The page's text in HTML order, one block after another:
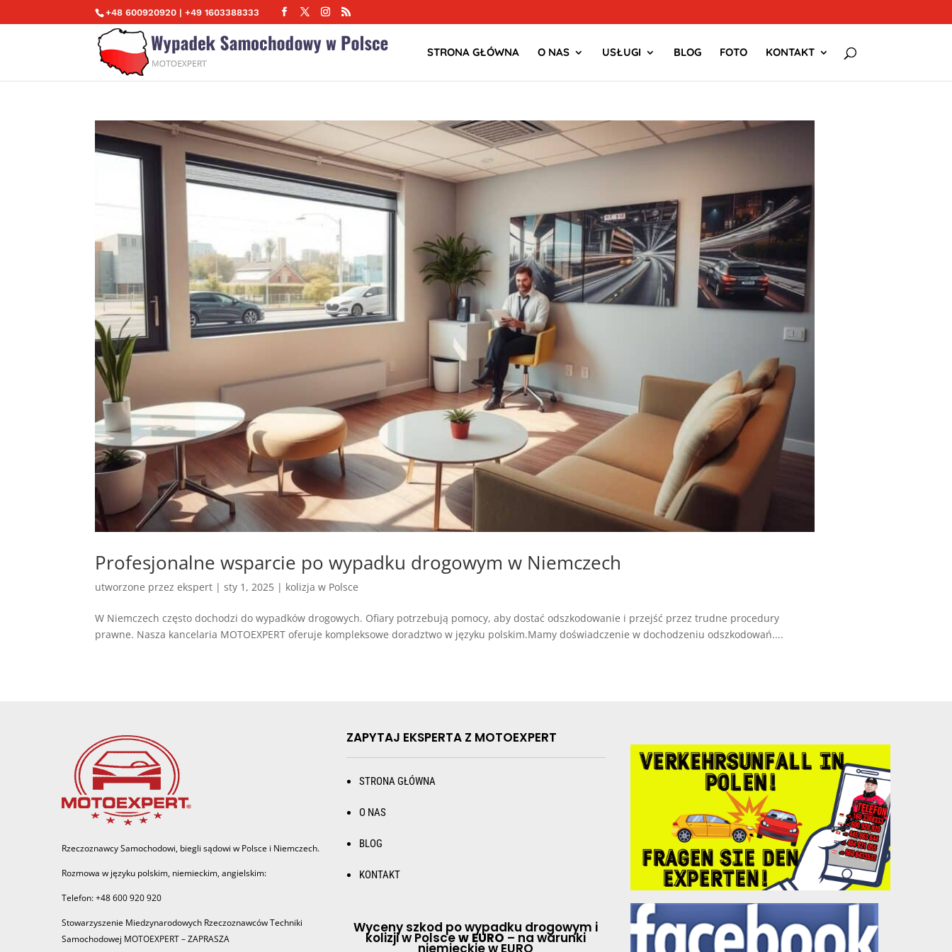
+48 600920920 | +49 1603388333
STRONA GŁÓWNA O NAS USŁUGI BLOG FOTO KONTAKT
Profesjonalne wsparcie po wypadku drogowym w Niemczech
utworzone przezekspert |sty 1, 2025 | kolizja w Polsce
W Niemczech często dochodzi do wypadków drogowych. Ofiary potrzebują pomocy, aby dostać odszkodowanie i przejść przez trudne procedury
prawne. Nasza kancelaria MOTOEXPERT oferuje kompleksowe doradztwo w języku polskim.Mamy doświadczenie w dochodzeniu odszkodowań....
Rzeczoznawcy Samochodowi, biegli sądowi w Polsce i Niemczech.
Rozmowa w języku polskim, niemieckim, angielskim:
Telefon: +48 600 920 920
Stowarzyszenie Miedzynarodowych Rzeczoznawców Techniki
Samochodowej MOTOEXPERT – ZAPRASZA
ZAPYTAJ EKSPERTA Z MOTOEXPERT
STRONA GŁÓWNA
O NAS
BLOG
KONTAKT
Wyceny szkod po wypadku drogowym i
kolizji w Polscew EURO – na warunki